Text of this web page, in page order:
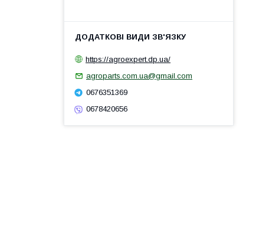
https://agroexpert.dp.ua/
agroparts.com.ua@gmail.com
0676351369
0678420656